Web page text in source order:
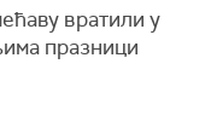
вратили у
празници